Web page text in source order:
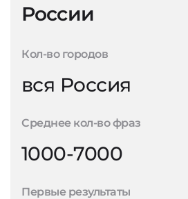
России
Кол-во городов
вся Россия
Среднее кол-во фраз
1000-7000
Первые результаты